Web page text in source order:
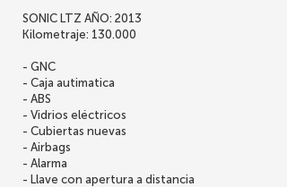
SONIC LTZ AÑO: 2013
Kilometraje: 130.000
- GNC
- Caja autimatica
- ABS
- Vidrios eléctricos
- Cubiertas nuevas
- Airbags
- Alarma
- Llave con apertura a distancia